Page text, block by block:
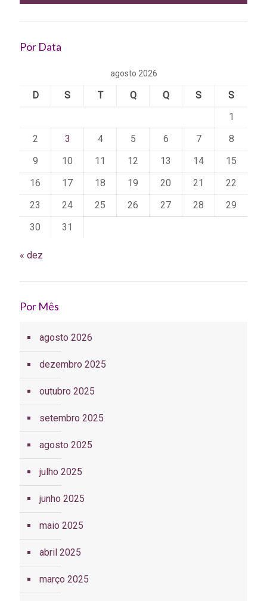
Por Data
agosto 2026
D S T Q Q S
S
1
2
3 4 5 6 7
8
9
10 11 12 13 14
15
16
17 18 19 20 21
22
23
24 25 26 27 28
29
30
31
« dez
Por Mês
agosto 2026
dezembro 2025
outubro 2025
setembro 2025
agosto 2025
julho 2025
junho 2025
maio 2025
abril 2025
março 2025